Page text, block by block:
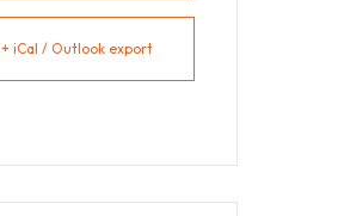
+ iCal / Outlook export